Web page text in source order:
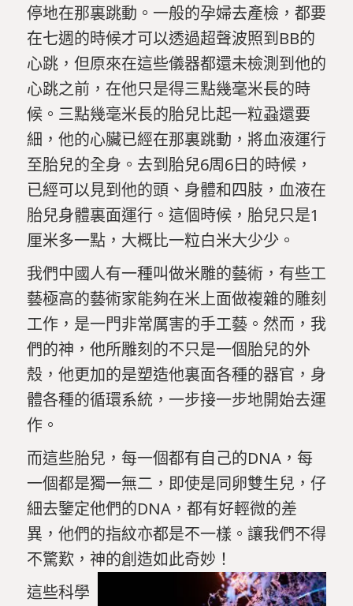
停地在那裏跳動。一般的孕婦去產檢，都要
在七週的時候才可以透過超聲波照到BB的
心跳，但原來在這些儀器都還未檢測到他的
心跳之前，在他只是得三點幾毫米長的時
候。三點幾毫米長的胎兒比起一粒蝨還要
細，他的心臟已經在那裏跳動，將血液運行
至胎兒的全身。去到胎兒6周6日的時候，
已經可以見到他的頭、身體和四肢，血液在
胎兒身體裏面運行。這個時候，胎兒只是1
厘米多一點，大概比一粒白米大少少。
我們中國人有一種叫做米雕的藝術，有些工
藝極高的藝術家能夠在米上面做複雜的雕刻
工作，是一門非常厲害的手工藝。然而，我
們的神，他所雕刻的不只是一個胎兒的外
殼，他更加的是塑造他裏面各種的器官，身
體各種的循環系統，一步接一步地開始去運
作。
而這些胎兒，每一個都有自己的DNA，每
一個都是獨一無二，即使是同卵雙生兒，仔
細去鑒定他們的DNA，都有好輕微的差
異，他們的指紋亦都是不一樣。讓我們不得
不驚歎，神的創造如此奇妙！
這些科學